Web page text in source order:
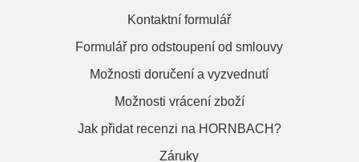
Kontaktní formulář
Formulář pro odstoupení od smlouvy
Možnosti doručení a vyzvednutí
Možnosti vrácení zboží
Jak přidat recenzi na HORNBACH?
Záruky